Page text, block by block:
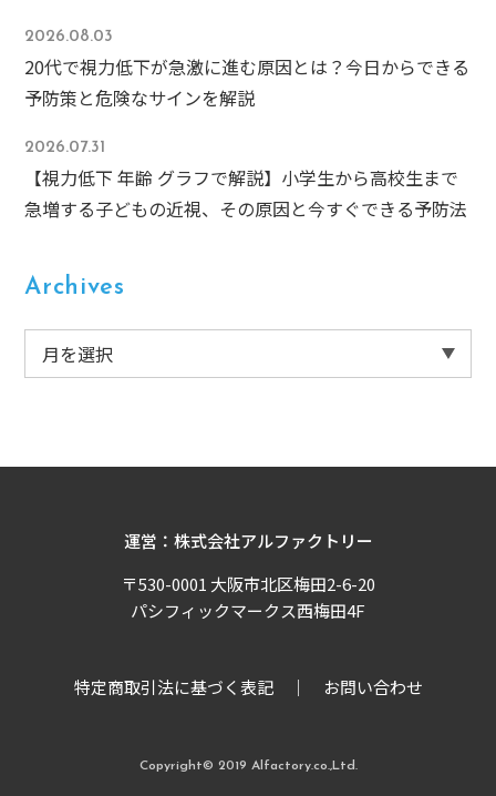
2026.08.03
20代で視力低下が急激に進む原因とは？今日からできる
予防策と危険なサインを解説
2026.07.31
【視力低下 年齢 グラフで解説】小学生から高校生まで
急増する子どもの近視、その原因と今すぐできる予防法
Archives
運営：株式会社アルファクトリー
〒530-0001 大阪市北区梅田2-6-20
パシフィックマークス西梅田4F
特定商取引法に基づく表記 お問い合わせ
Copyright© 2019 Alfactory.co.,Ltd.